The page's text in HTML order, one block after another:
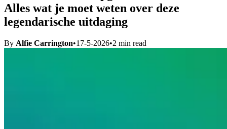
Alles wat je moet weten over deze
legendarische uitdaging
By Alfie Carrington•17-5-2026•2 min read